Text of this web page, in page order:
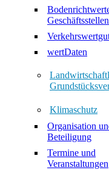
wertDaten
Klimaschutz
Organisation
Beteiligung
Termine und
Veranstaltungen